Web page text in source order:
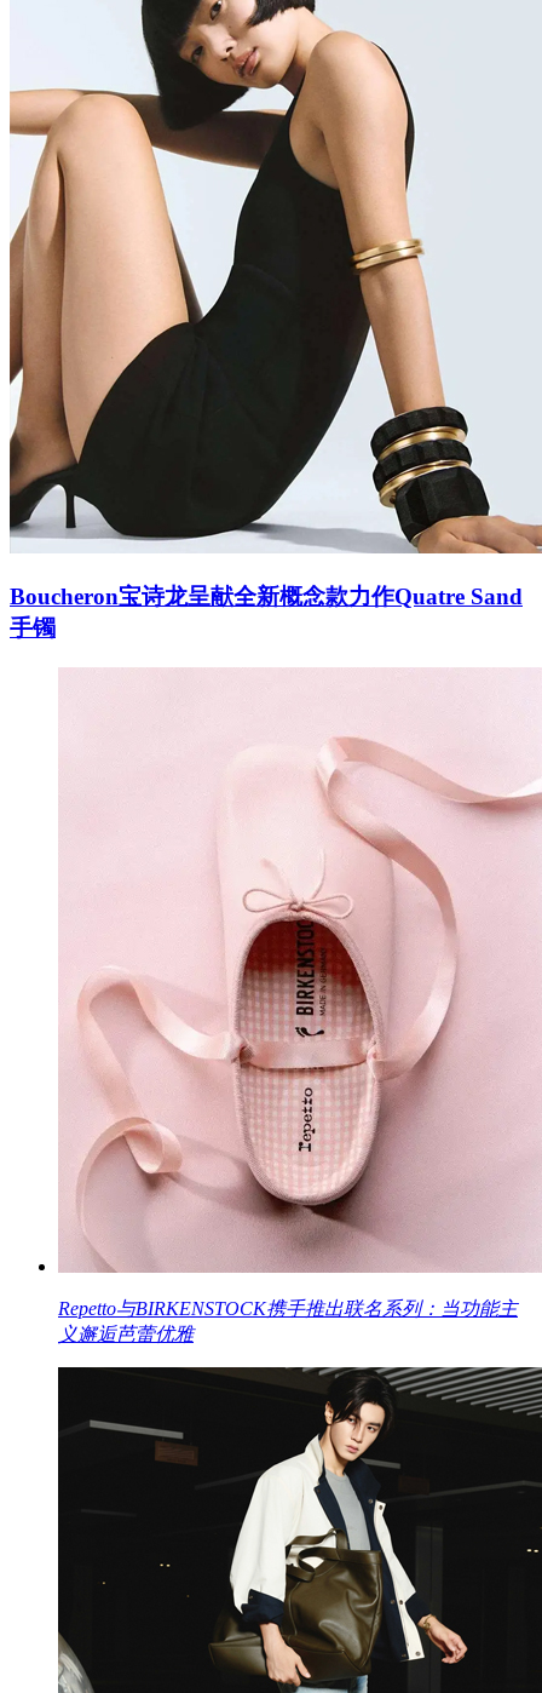
Boucheron宝诗龙呈献全新概念款力作Quatre Sand
手镯
Repetto与BIRKENSTOCK携手推出联名系列：当功能主
义邂逅芭蕾优雅